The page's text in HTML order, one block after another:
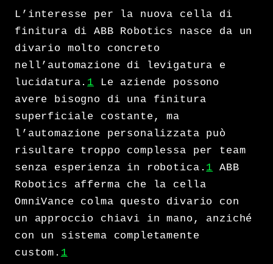
L’interesse per la nuova cella di
finitura di ABB Robotics nasce da un
divario molto concreto
nell’automazione di levigatura e
lucidatura. 1 Le aziende possono
avere bisogno di una finitura
superficiale costante, ma
l’automazione personalizzata può
risultare troppo complessa per team
senza esperienza in robotica. 1 ABB
Robotics afferma che la cella
OmniVance colma questo divario con
un approccio chiavi in mano, anziché
con un sistema completamente
custom. 1